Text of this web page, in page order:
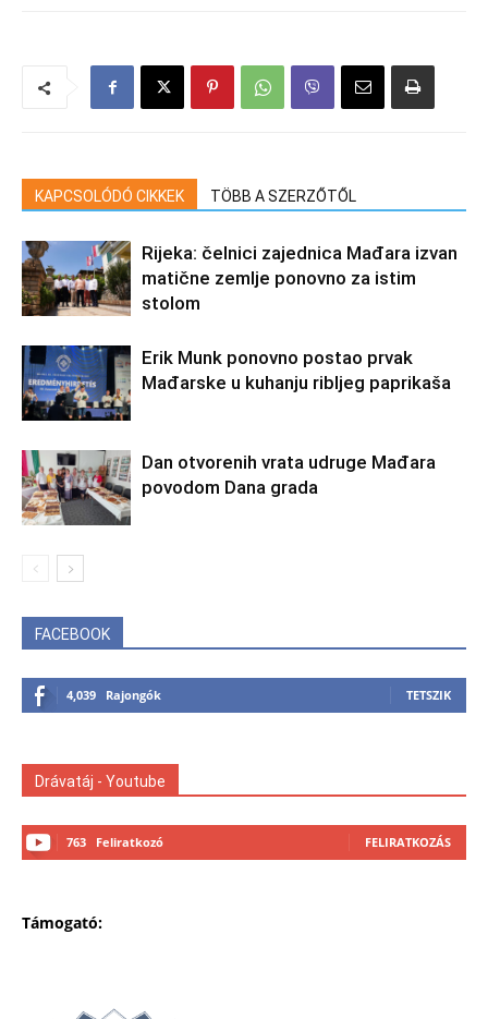
KAPCSOLÓDÓ CIKKEK TÖBB A SZERZŐTŐL
Rijeka: čelnici zajednica Mađara izvan
matične zemlje ponovno za istim
stolom
Erik Munk ponovno postao prvak
Mađarske u kuhanju ribljeg paprikaša
Dan otvorenih vrata udruge Mađara
povodom Dana grada
FACEBOOK
4,039 Rajongók TETSZIK
Drávatáj - Youtube
763 Feliratkozó FELIRATKOZÁS
Támogató: